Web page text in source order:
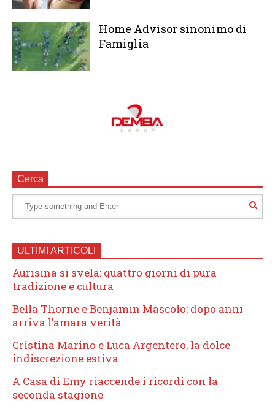
Home Advisor sinonimo di
Famiglia
Cerca
ULTIMI ARTICOLI
Aurisina si svela: quattro giorni di pura
tradizione e cultura
Bella Thorne e Benjamin Mascolo: dopo anni
arriva l’amara verità
Cristina Marino e Luca Argentero, la dolce
indiscrezione estiva
A Casa di Emy riaccende i ricordi con la
seconda stagione